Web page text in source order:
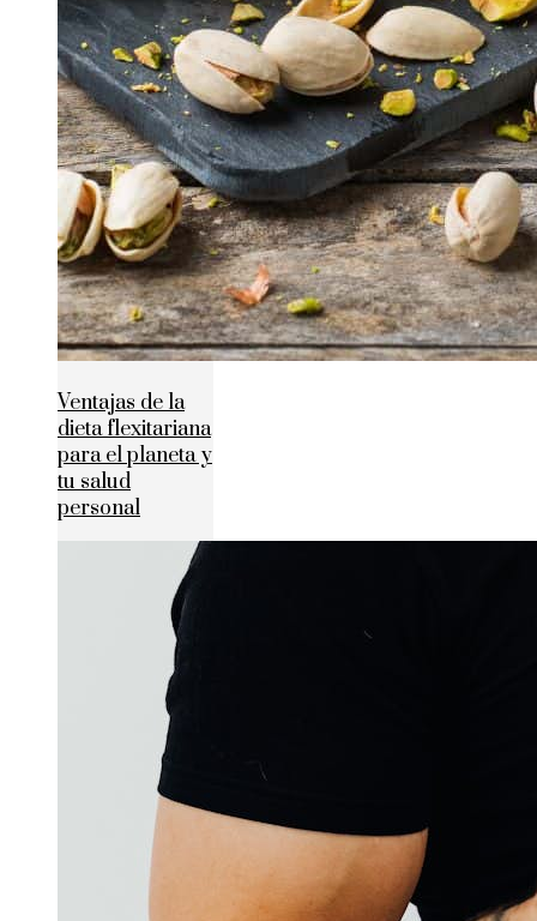
Ventajas de la
dieta flexitariana
para el planeta y
tu salud
personal